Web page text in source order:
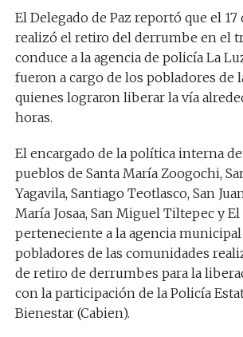
El Delegado de Paz reportó que el 17
realizó el retiro del derrumbe en el
conduce a la agencia de policía La
fueron a cargo de los pobladores de
quienes lograron liberar la vía
horas.
El encargado de la política interna
pueblos de Santa María Zoogochi,
Yagavila, Santiago Teotlasco, San
María Josaa, San Miguel Tiltepec y
perteneciente a la agencia municipal
pobladores de las comunidades
de retiro de derrumbes para la
con la participación de la Policía
Bienestar (Cabien).